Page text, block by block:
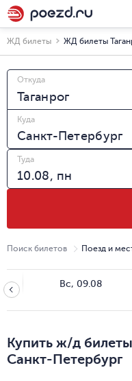
ЖД билеты ЖД билеты
Откуда
Куда
Туда
Поиск билетов Поезд и
Вс, 09.08
Купить ж/д
Санкт-Петербург